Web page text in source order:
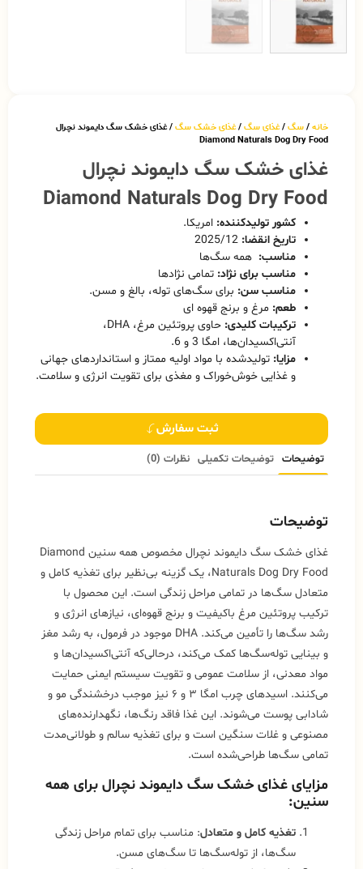
خانه / سگ /غذای سگ /غذای خشک سگ / غذای خشک سگ دایموند نچرال
Diamond Naturals Dog Dry Food
غذای خشک سگ دایموند نچرال
Diamond Naturals Dog Dry Food
کشور تولیدکننده: امریکا.
تاریخ انقضا:
مناسب: همه سگ‌ها
مناسب برای نژاد: تمامی نژادها
مناسب سن: برای سگ‌های توله، بالغ و مسن.
طعم: مرغ و برنج قهوه ای
ترکیبات کلیدی:
حاوی پروتئین مرغ، DHA،
آنتی‌اکسیدان‌ها، امگا 3 و 6.
مزایا: تولیدشده با مواد اولیه ممتاز و استانداردهای جهانی
و غذایی خوش‌خوراک و مغذی برای تقویت انرژی و سلامت.
ثبت سفارش
توضیحات توضیحات تکمیلی نظرات (0)
توضیحات
غذای خشک سگ دایموند نچرال مخصوص همه سنین Diamond
Naturals Dog Dry Food، یک گزینه بی‌نظیر برای تغذیه کامل و
متعادل سگ‌ها در تمامی مراحل زندگی است. این محصول با
ترکیب پروتئین مرغ باکیفیت و برنج قهوه‌ای، نیازهای انرژی و
رشد سگ‌ها را تأمین می‌کند. DHA موجود در فرمول، به رشد مغز
و بینایی توله‌سگ‌ها کمک می‌کند، درحالی‌که آنتی‌اکسیدان‌ها و
مواد معدنی، از سلامت عمومی و تقویت سیستم ایمنی حمایت
می‌کنند. اسیدهای چرب امگا ۳ و ۶ نیز موجب درخشندگی مو و
شادابی پوست می‌شوند. این غذا فاقد رنگ‌ها، نگهدارنده‌های
مصنوعی و غلات سنگین است و برای تغذیه سالم و طولانی‌مدت
تمامی سگ‌ها طراحی‌شده است.
مزایای غذای خشک سگ دایموند نچرال برای همه
سنین:
تغذیه کامل و متعادل: مناسب برای تمام مراحل زندگی
سگ‌ها، از توله‌سگ‌ها تا سگ‌های مسن.